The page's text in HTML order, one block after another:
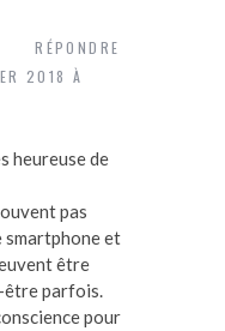
2018 À
heureuse de
pas
smartphone et
être
être parfois.
pour
RÉPONDRE